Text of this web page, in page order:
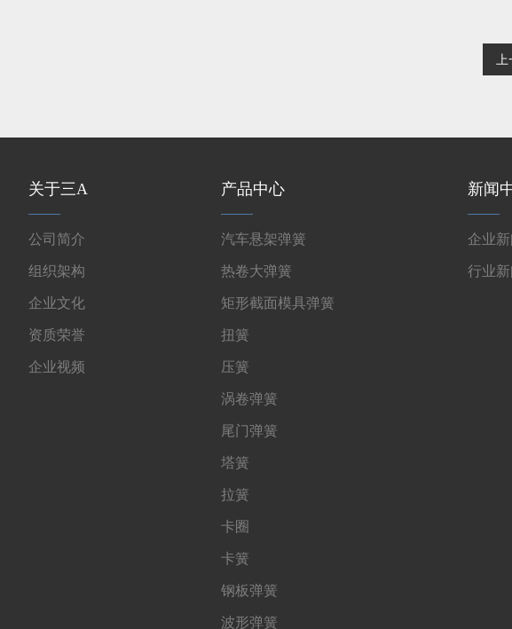
上
关于三A
公司简介
组织架构
企业文化
资质荣誉
企业视频
产品中心
汽车悬架弹簧
热卷大弹簧
矩形截面模具弹簧
扭簧
压簧
涡卷弹簧
尾门弹簧
塔簧
拉簧
卡圈
卡簧
钢板弹簧
波形弹簧
新闻
企业新
行业新